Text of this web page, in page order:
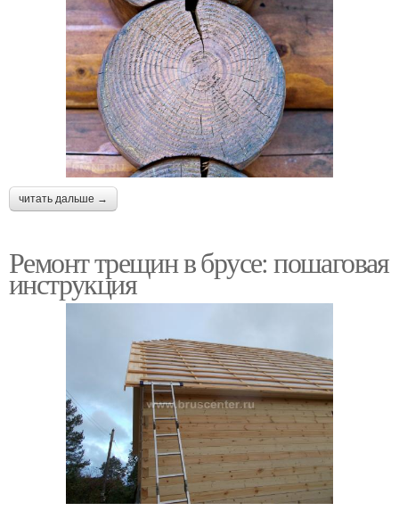
читать дальше →
Ремонт трещин в брусе: пошаговая
инструкция